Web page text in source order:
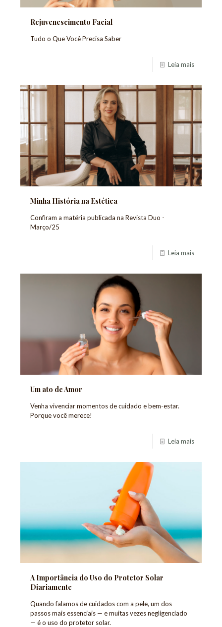
Rejuvenescimento Facial
Tudo o Que Você Precisa Saber
Leia mais
Minha História na Estética
Confiram a matéria publicada na Revista Duo -
Março/25
Leia mais
Um ato de Amor
Venha vivenciar momentos de cuidado e bem-estar.
Porque você merece!
Leia mais
A Importância do Uso do Protetor Solar
Diariamente
Quando falamos de cuidados com a pele, um dos
passos mais essenciais — e muitas vezes negligenciado
— é o uso do protetor solar.